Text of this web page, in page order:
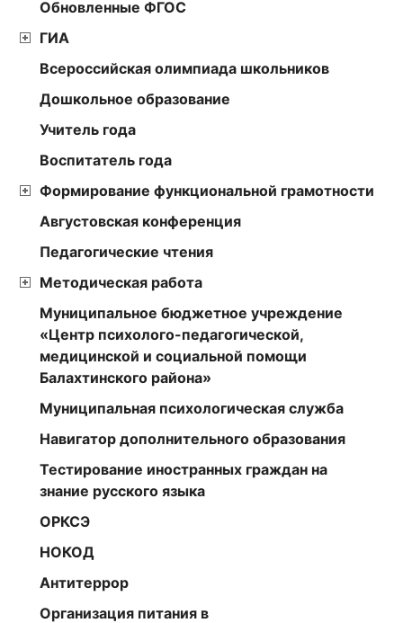
Обновленные ФГОС
ГИА
Всероссийская олимпиада школьников
Дошкольное образование
Учитель года
Воспитатель года
Формирование функциональной грамотности
Августовская конференция
Педагогические чтения
Методическая работа
Муниципальное бюджетное учреждение
«Центр психолого-педагогической,
медицинской и социальной помощи
Балахтинского района»
Муниципальная психологическая служба
Навигатор дополнительного образования
Тестирование иностранных граждан на
знание русского языка
ОРКСЭ
НОКОД
Антитеррор
Организация питания в